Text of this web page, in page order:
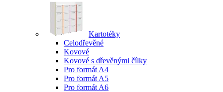
Kartotéky
Celodřevěné
Kovové
Kovové s dřevěnými čílky
Pro formát A4
Pro formát A5
Pro formát A6